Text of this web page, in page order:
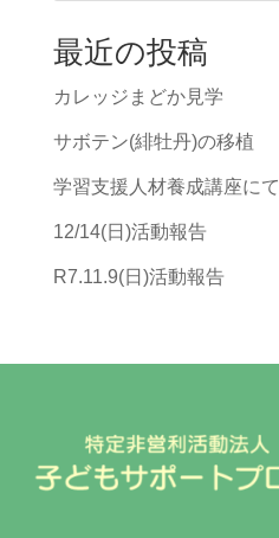
最近の投稿
カレッジまどか見学
サボテン(緋牡丹)の移植
学習支援人材養成講座にて
12/14(日)活動報告
R7.11.9(日)活動報告